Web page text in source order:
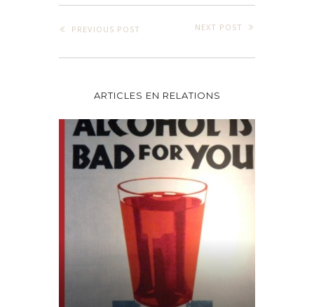
PREVIOUS POST NEXT POST
ARTICLES EN RELATIONS